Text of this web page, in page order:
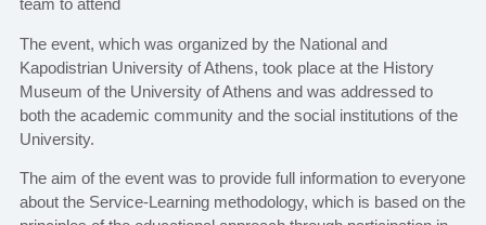
team to attend
The event, which was organized by the National and
Kapodistrian University of Athens, took place at the History
Museum of the University of Athens and was addressed to
both the academic community and the social institutions of the
University.
The aim of the event was to provide full information to everyone
about the Service-Learning methodology, which is based on the